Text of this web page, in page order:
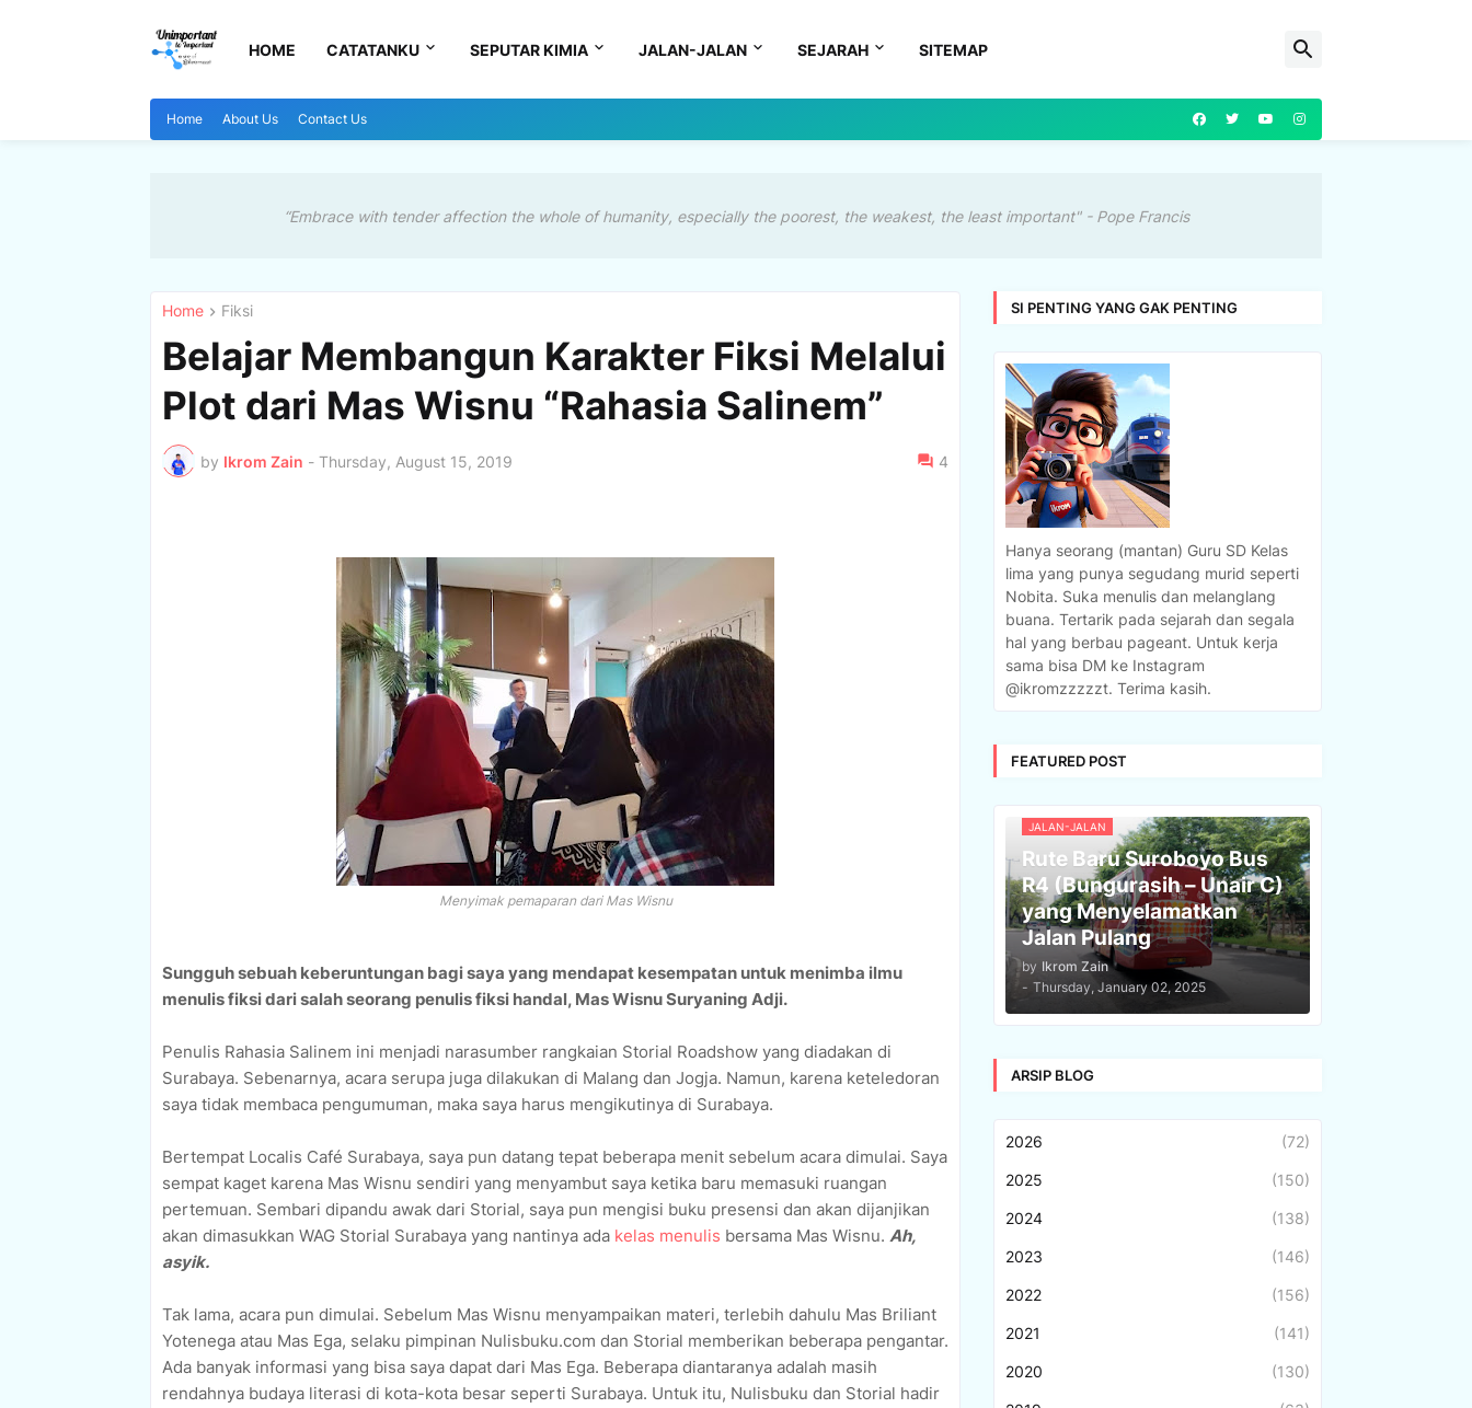
HOME CATATANKU SEPUTAR KIMIA JALAN-JALAN SEJARAH SITEMAP
Home About Us Contact Us
“Embrace with tender affection the whole of humanity, especially the poorest, the weakest, the least important" - Pope Francis
Home Fiksi
Belajar Membangun Karakter Fiksi Melalui
Plot dari Mas Wisnu “Rahasia Salinem”
by Ikrom Zain - Thursday, August 15, 2019 4
Menyimak pemaparan dari Mas Wisnu
Sungguh sebuah keberuntungan bagi saya yang mendapat kesempatan untuk menimba ilmu
menulis fiksi dari salah seorang penulis fiksi handal, Mas Wisnu Suryaning Adji.
Penulis Rahasia Salinem ini menjadi narasumber rangkaian Storial Roadshow yang diadakan di
Surabaya. Sebenarnya, acara serupa juga dilakukan di Malang dan Jogja. Namun, karena keteledoran
saya tidak membaca pengumuman, maka saya harus mengikutinya di Surabaya.
Bertempat Localis Café Surabaya, saya pun datang tepat beberapa menit sebelum acara dimulai. Saya
sempat kaget karena Mas Wisnu sendiri yang menyambut saya ketika baru memasuki ruangan
pertemuan. Sembari dipandu awak dari Storial, saya pun mengisi buku presensi dan akan dijanjikan
akan dimasukkan WAG Storial Surabaya yang nantinya ada kelas menulis bersama Mas Wisnu. Ah,
asyik.
Tak lama, acara pun dimulai. Sebelum Mas Wisnu menyampaikan materi, terlebih dahulu Mas Briliant
Yotenega atau Mas Ega, selaku pimpinan Nulisbuku.com dan Storial memberikan beberapa pengantar.
Ada banyak informasi yang bisa saya dapat dari Mas Ega. Beberapa diantaranya adalah masih
rendahnya budaya literasi di kota-kota besar seperti Surabaya. Untuk itu, Nulisbuku dan Storial hadir
SI PENTING YANG GAK PENTING
Hanya seorang (mantan) Guru SD Kelas
lima yang punya segudang murid seperti
Nobita. Suka menulis dan melanglang
buana. Tertarik pada sejarah dan segala
hal yang berbau pageant. Untuk kerja
sama bisa DM ke Instagram
@ikromzzzzzt. Terima kasih.
FEATURED POST
JALAN-JALAN
Rute Baru Suroboyo Bus
R4 (Bungurasih – Unair C)
yang Menyelamatkan
Jalan Pulang
by Ikrom Zain
- Thursday, January 02, 2025
ARSIP BLOG
2026 (72)
2025 (150)
2024 (138)
2023 (146)
2022 (156)
2021 (141)
2020 (130)